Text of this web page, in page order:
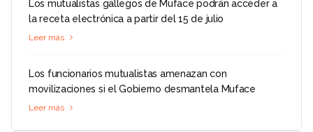
Los mutualistas gallegos de Muface podrán acceder a
la receta electrónica a partir del 15 de julio
Leer más
Los funcionarios mutualistas amenazan con
movilizaciones si el Gobierno desmantela Muface
Leer más